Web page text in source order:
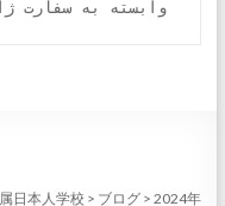
日本人学校 > ブログ >2024年